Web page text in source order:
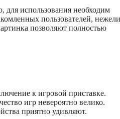
использования необходим
пользователей, нежели
позволяют полностью
к игровой приставке.
игр невероятно велико.
приятно удивляют.